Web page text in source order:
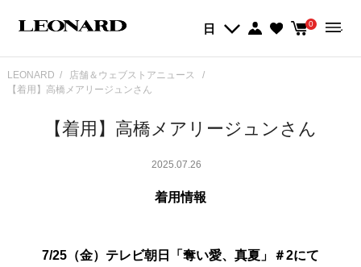
日 0
LEONARD
店舗＆ウェブストアニュース
【着用】高橋メアリージュンさん
【着用】高橋メアリージュンさん
2025.07.26
着用情報
7/25（金）テレビ朝日「奪い愛、真夏」＃2にて